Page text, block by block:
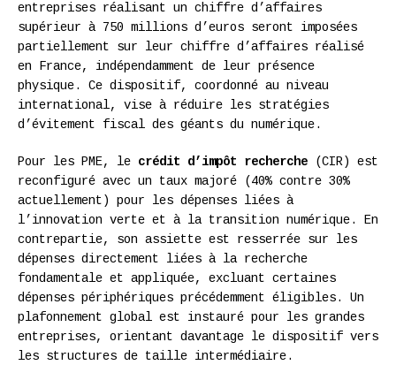
entreprises réalisant un chiffre d’affaires
supérieur à 750 millions d’euros seront imposées
partiellement sur leur chiffre d’affaires réalisé
en France, indépendamment de leur présence
physique. Ce dispositif, coordonné au niveau
international, vise à réduire les stratégies
d’évitement fiscal des géants du numérique.
Pour les PME, le crédit d’impôt recherche (CIR) est
reconfiguré avec un taux majoré (40% contre 30%
actuellement) pour les dépenses liées à
l’innovation verte et à la transition numérique. En
contrepartie, son assiette est resserrée sur les
dépenses directement liées à la recherche
fondamentale et appliquée, excluant certaines
dépenses périphériques précédemment éligibles. Un
plafonnement global est instauré pour les grandes
entreprises, orientant davantage le dispositif vers
les structures de taille intermédiaire.